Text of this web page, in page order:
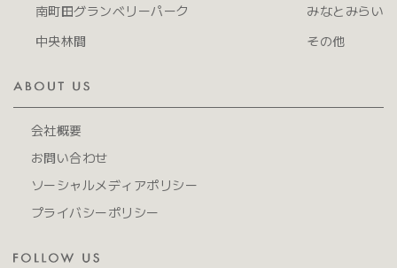
南町田グランベリーパーク
中央林間
みなとみらい
その他
会社概要
お問い合わせ
ソーシャルメディアポリシー
プライバシーポリシー